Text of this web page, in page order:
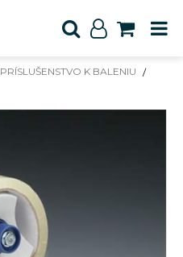
PRÍSLUŠENSTVO K BALENIU